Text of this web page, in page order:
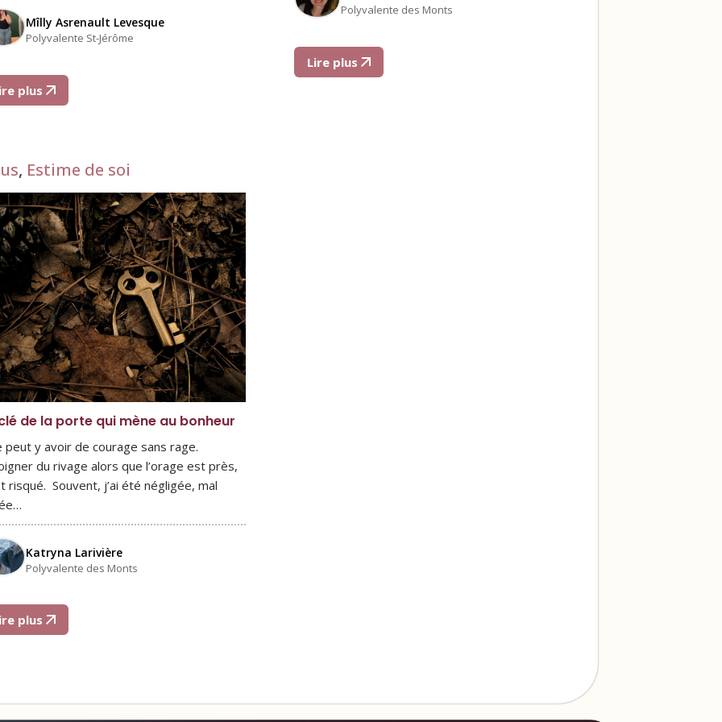
Mîlly Asrenault Levesque
Polyvalente St-Jérôme
plus
Polyvalente des Monts
Lire plus
, Estime de soi
de la porte qui mène au bonheur
peut y avoir de courage sans rage.
du rivage alors que l’orage est près,
risqué. Souvent, j’ai été négligée, mal
Katryna Larivière
Polyvalente des Monts
plus